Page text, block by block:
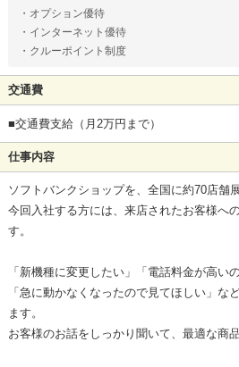
・オプション優待
・インターネット優待
・クルーポイント制度
交通費
■交通費支給（月2万円まで）
仕事内容
ソフトバンクショップを、全国に約70店舗
今回入社する方には、来店されたお客様へ
す。
「新機種に変更したい」「電話料金が高い
「急に動かなくなったので見てほしい」な
ます。
お客様のお話をしっかり聞いて、最適な商